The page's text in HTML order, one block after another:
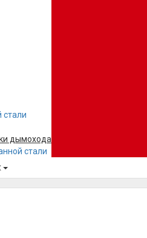
дымохода
стали